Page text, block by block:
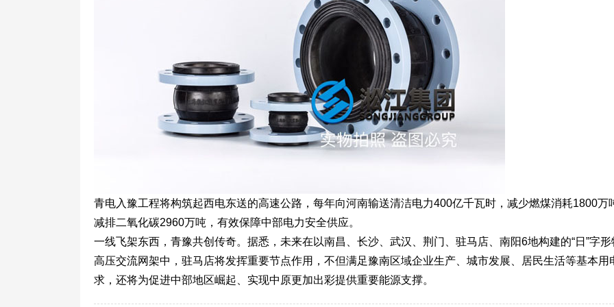
青电入豫工程将构筑起西电东送的高速公路，每年向河南输送清洁电力400亿千瓦时，减少燃煤消耗1800万
减排二氧化碳2960万吨，有效保障中部电力安全供应。
一线飞架东西，青豫共创传奇。据悉，未来在以南昌、长沙、武汉、荆门、驻马店、南阳6地构建的“日”字形
高压交流网架中，驻马店将发挥重要节点作用，不但满足豫南区域企业生产、城市发展、居民生活等基本用
求，还将为促进中部地区崛起、实现中原更加出彩提供重要能源支撑。